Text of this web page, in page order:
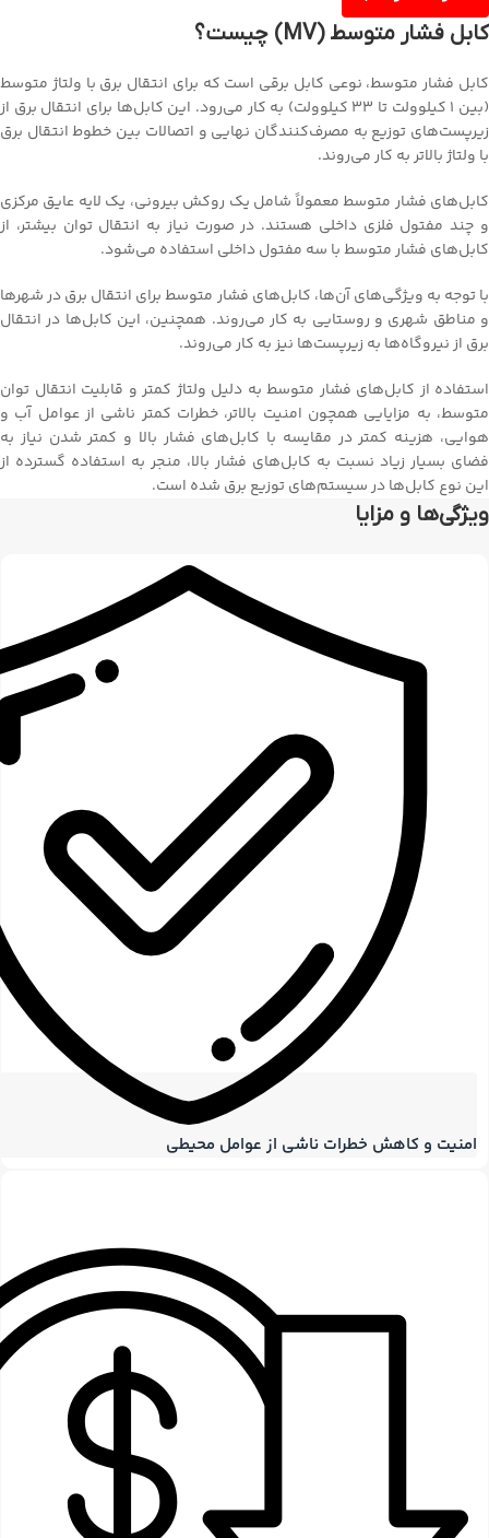
کابل فشار متوسط (MV) چیست؟
کابل فشار متوسط، نوعی کابل برقی است که برای انتقال برق با ولتاژ متوسط
(بین 1 کیلوولت تا 33 کیلوولت) به کار می‌رود. این کابل‌ها برای انتقال برق از
زیرپست‌های توزیع به مصرف‌کنندگان نهایی و اتصالات بین خطوط انتقال برق
با ولتاژ بالاتر به کار می‌روند.
کابل‌های فشار متوسط معمولاً شامل یک روکش بیرونی، یک لایه عایق مرکزی
و چند مفتول فلزی داخلی هستند. در صورت نیاز به انتقال توان بیشتر، از
کابل‌های فشار متوسط با سه مفتول داخلی استفاده می‌شود.
با توجه به ویژگی‌های آن‌ها، کابل‌های فشار متوسط برای انتقال برق در شهرها
و مناطق شهری و روستایی به کار می‌روند. همچنین، این کابل‌ها در انتقال
برق از نیروگاه‌ها به زیرپست‌ها نیز به کار می‌روند.
استفاده از کابل‌های فشار متوسط به دلیل ولتاژ کمتر و قابلیت انتقال توان
متوسط، به مزایایی همچون امنیت بالاتر، خطرات کمتر ناشی از عوامل آب و
هوایی، هزینه کمتر در مقایسه با کابل‌های فشار بالا و کمتر شدن نیاز به
فضای بسیار زیاد نسبت به کابل‌های فشار بالا، منجر به استفاده گسترده از
این نوع کابل‌ها در سیستم‌های توزیع برق شده است.
ویژگی‌ها و مزایا
امنیت و کاهش خطرات ناشی از عوامل محیطی